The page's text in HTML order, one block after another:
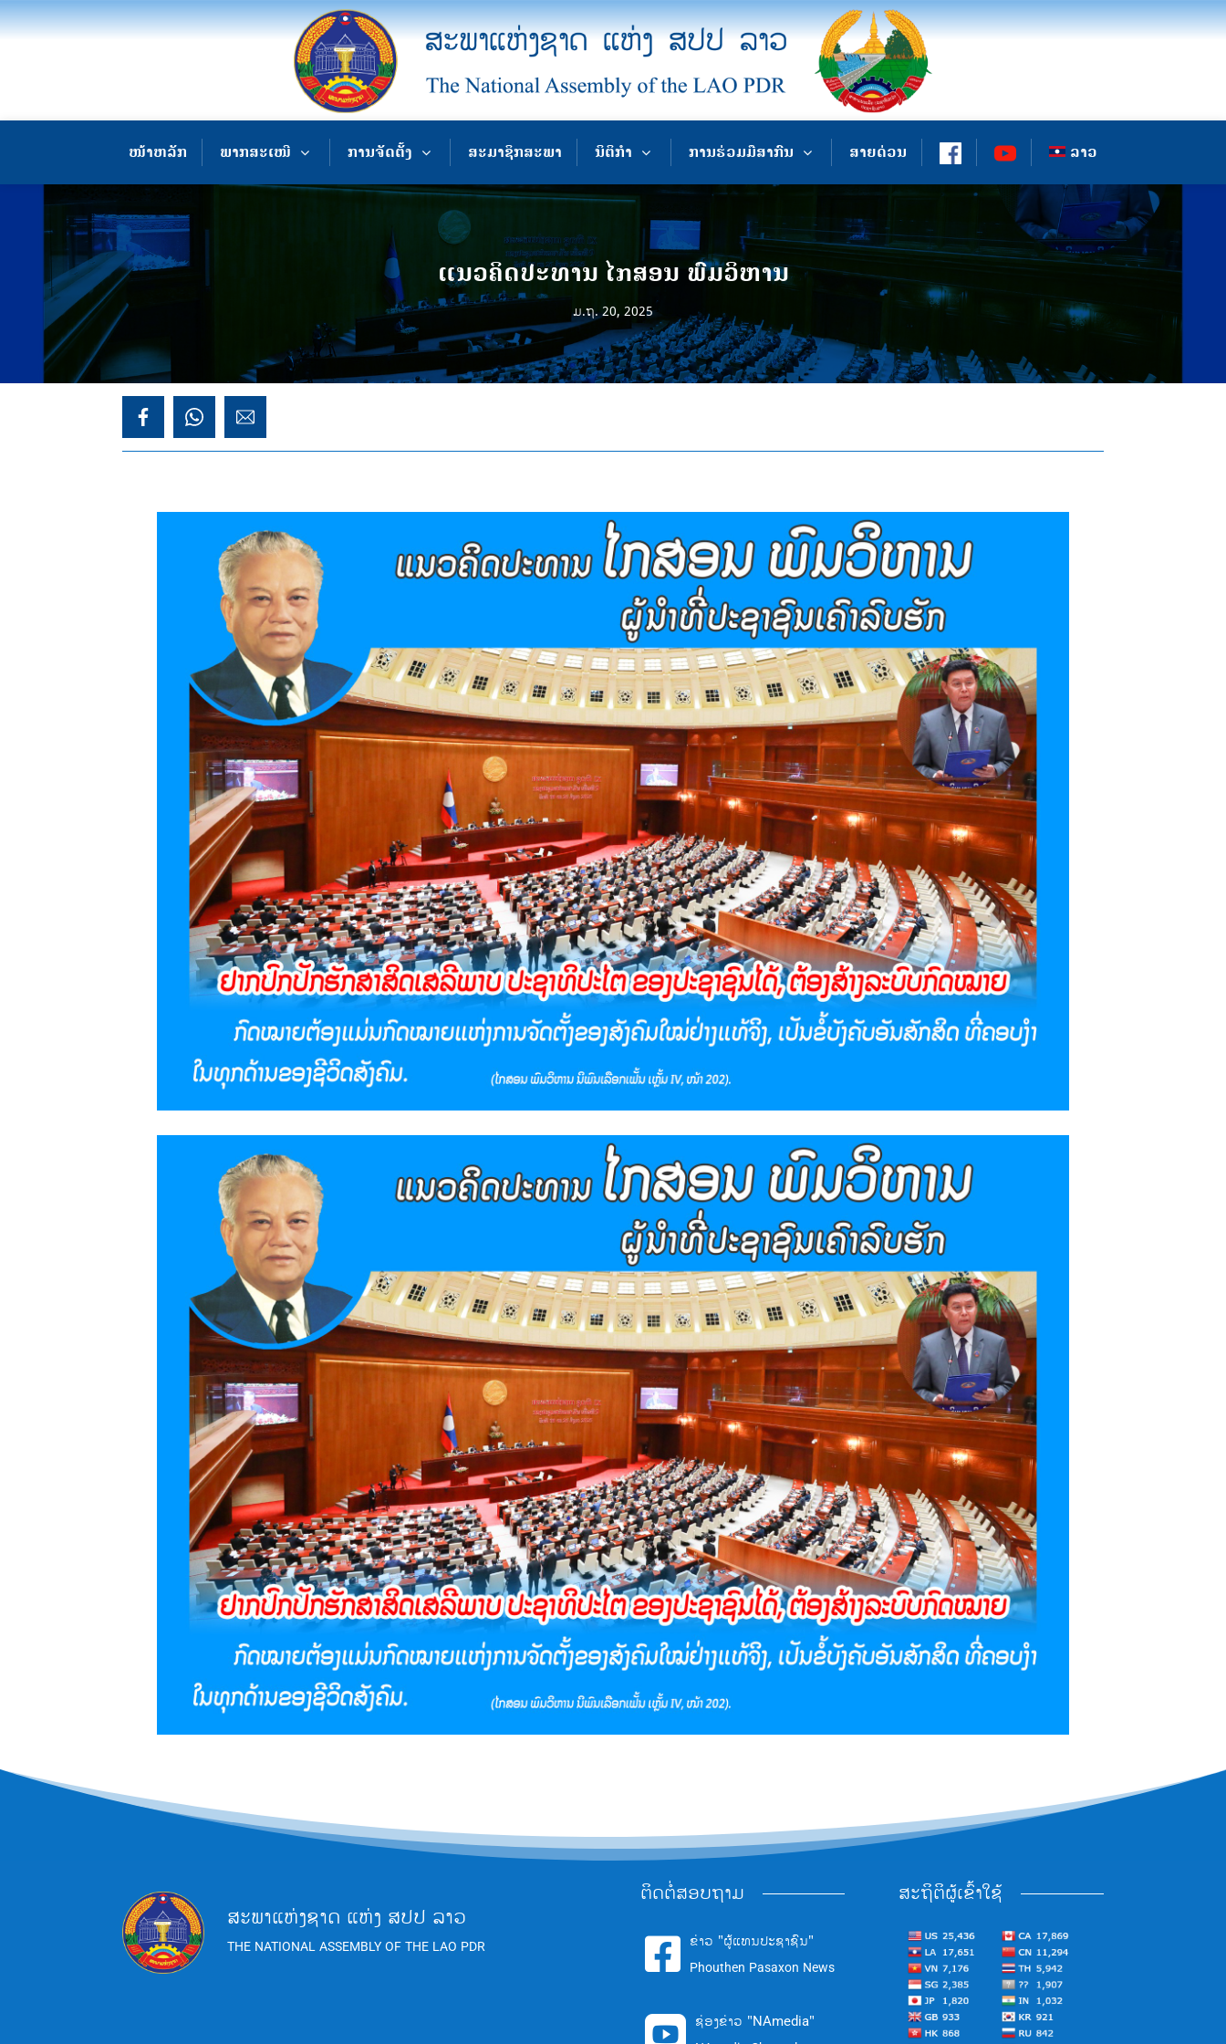
ໜ້າຫລັກ ພາກສະເໜີ ການຈັດຕັ້ງ ສະມາຊິກສະພາ ນິຕິກຳ ການຮ່ວມມືສາກົນ ສາຍດ່ວນ ລາວ
ແນວຄິດປະທານ ໄກສອນ ພົມວິຫານ
ມ.ຖ. 20, 2025
ສະພາແຫ່ງຊາດ ແຫ່ງ ສປປ ລາວ
THE NATIONAL ASSEMBLY OF THE LAO PDR
ຕິດຕໍ່ສອບຖາມ
 ຂ່າວ "ຜູ້ແທນປະຊາຊົນ"
Phouthen Pasaxon News
 ຊ່ອງຂ່າວ "NAmedia"
ສະຖິຕິຜູ້ເຂົ້າໃຊ້